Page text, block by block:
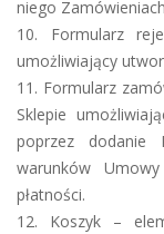
niego
10. Formularz
umożliwiający
11. Formularz
Sklepie
poprzez dodanie
warunków
płatności.
12. Koszyk –